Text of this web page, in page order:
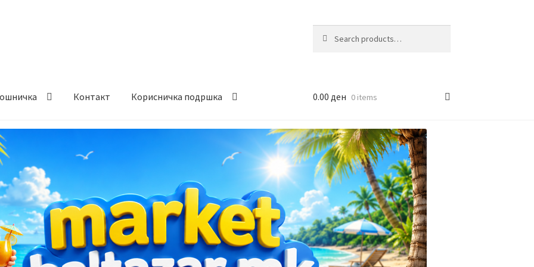
for:
Контакт Корисничка подршка
и начин на плаќање
на производ Услови за користење
0.00 ден 0 items